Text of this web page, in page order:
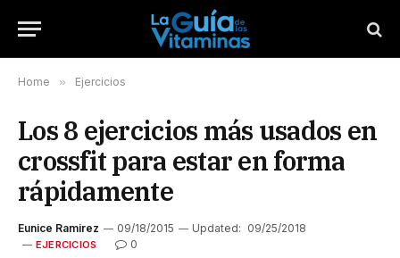
Home » Ejercicios
Los 8 ejercicios más usados en
crossfit para estar en forma
rápidamente
Eunice Ramirez 09/18/2015 Updated: 09/25/2018
EJERCICIOS 0